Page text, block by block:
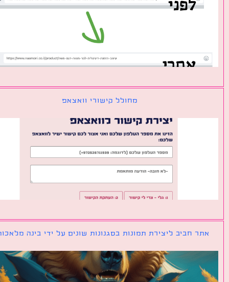
מחולל קישורי וואצאפ
חביב ליצירת תמונות בסגנונות שונים על ידי בינה מלאכותית